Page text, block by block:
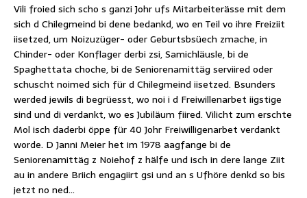
Vili froied sich scho s ganzi Johr ufs Mitarbeiterässe mit dem
sich d Chilegmeind bi dene bedankd, wo en Teil vo ihre Freiziit
iisetzed, um Noizuzüger- oder Geburtsbsüech zmache, in
Chinder- oder Konflager derbi zsi, Samichläusle, bi de
Spaghettata choche, bi de Seniorenamittäg serviired oder
schuscht noimed sich für d Chilegmeind iisetzed. Bsunders
werded jewils di begrüesst, wo noi i d Freiwillenarbet iigstige
sind und di verdankt, wo es Jubiläum fiired. Vilicht zum erschte
Mol isch daderbi öppe für 40 Johr Freiwilligenarbet verdankt
worde. D Janni Meier het im 1978 aagfange bi de
Seniorenamittäg z Noiehof z hälfe und isch in dere lange Ziit
au in andere Briich engagiirt gsi und an s Ufhöre denkd so bis
jetzt no ned…